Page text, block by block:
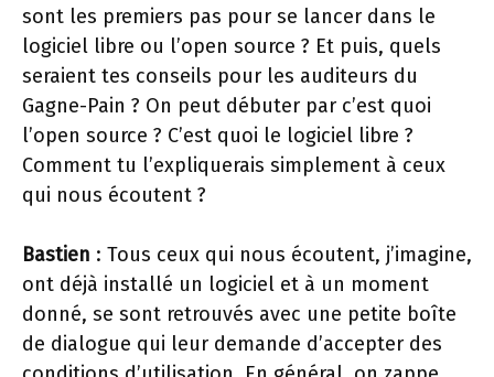
sont les premiers pas pour se lancer dans le
logiciel libre ou l’open source ? Et puis, quels
seraient tes conseils pour les auditeurs du
Gagne-Pain ? On peut débuter par c’est quoi
l’open source ? C’est quoi le logiciel libre ?
Comment tu l’expliquerais simplement à ceux
qui nous écoutent ?
Bastien : Tous ceux qui nous écoutent, j’imagine,
ont déjà installé un logiciel et à un moment
donné, se sont retrouvés avec une petite boîte
de dialogue qui leur demande d’accepter des